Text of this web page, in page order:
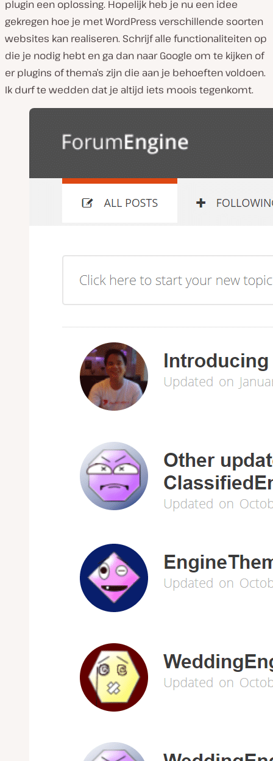
plugin een oplossing. Hopelijk heb je nu een idee
gekregen hoe je met WordPress verschillende soorten
websites kan realiseren. Schrijf alle functionaliteiten op
die je nodig hebt en ga dan naar Google om te kijken of
er plugins of thema’s zijn die aan je behoeften voldoen.
Ik durf te wedden dat je altijd iets moois tegenkomt.